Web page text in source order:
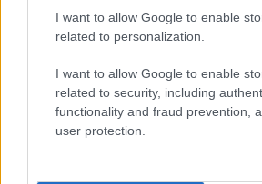
I want to allow Google to enable
related to personalization.
I want to allow Google to enable
related to security, including
functionality and fraud prevention,
user protection.
Super League: Μέσα σε 6 λεπτά ο
τον Ιωνικό τη νίκη – Δείτε τα γκολ